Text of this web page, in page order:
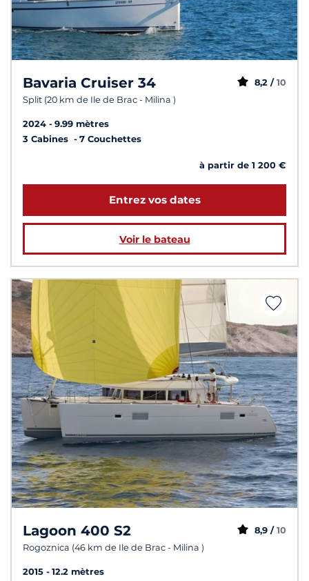
Bavaria Cruiser 34
Split (20 km de Ile de Brac - Milina )
8,2 / 10
2024
9.99 mètres
3 Cabines
7 Couchettes
à partir de 1 200 €
Entrez vos dates
Voir le bateau
Lagoon 400 S2
Rogoznica (46 km de Ile de Brac - Milina )
8,9 / 10
2015 12.2 mètres